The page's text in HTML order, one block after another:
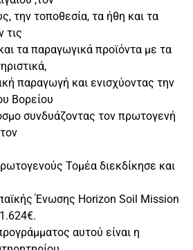
την τοποθεσία, τα ήθη και τα
τις
τα παραγωγικά προϊόντα με τα
παραγωγή και ενισχύοντας την
Βορείου
συνδυάζοντας τον πρωτογενή
Τομέα διεκδίκησε και
Ένωσης Horizon Soil Mission
αυτού είναι η